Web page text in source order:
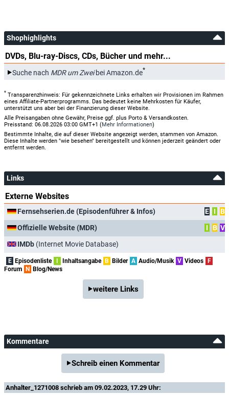
Shophighlights
DVDs, Blu-ray-Discs, CDs, Bücher und mehr...
Suche nach MDR um Zweibei Amazon.de*
* Transparenzhinweis: Für gekennzeichnete Links erhalten wir Provisionen im Rahmen
eines Affiliate-Partnerprogramms. Das bedeutet keine Mehrkosten für Käufer,
unterstützt uns aber bei der Finanzierung dieser Website.
Alle Preisangaben ohne Gewähr, Preise ggf. plus Porto & Versandkosten.
Preisstand: 06.08.2026 03:00 GMT+1 (Mehr Informationen)
Bestimmte Inhalte, die auf dieser Website angezeigt werden, stammen von Amazon.
Diese Inhalte werden "wie besehen" bereitgestellt und können jederzeit geändert oder
entfernt werden.
Links
Externe Websites
Fernsehserien.de (Episodenführer & Infos) E I
B
Offizielle Website (MDR)
I B V
IMDb (Internet Movie Database)
E Episodenliste I Inhaltsangabe B Bilder A Audio/Musik V Videos F
Forum N Blog/News
weitere Links
Kommentare
Schreib einen Kommentar
Anhalter_1271008 schrieb am 09.02.2023, 17.29 Uhr: